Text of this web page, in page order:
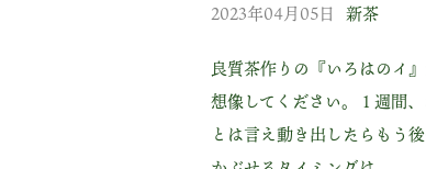
2023年04月05日 新茶
良質茶作りの『いろはのイ
想像してください。１週間
とは言え動き出したらもう